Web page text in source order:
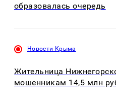
образовалась очередь
Новости Крыма
Жительница
мошенникам 14,5 млн